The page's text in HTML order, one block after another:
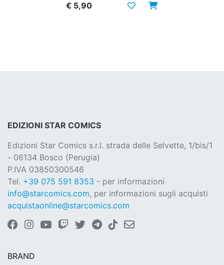
€ 5,90
EDIZIONI STAR COMICS
Edizioni Star Comics s.r.l. strada delle Selvette, 1/bis/1
- 06134 Bosco (Perugia)
P.IVA 03850300546
Tel. +39 075 591 8353 - per informazioni
info@starcomics.com, per informazioni sugli acquisti
acquistaonline@starcomics.com
BRAND